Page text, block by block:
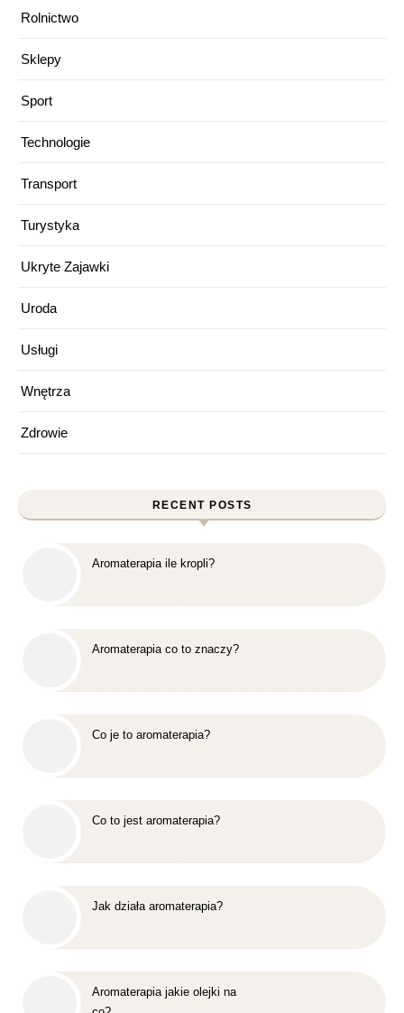
Rolnictwo
Sklepy
Sport
Technologie
Transport
Turystyka
Ukryte Zajawki
Uroda
Usługi
Wnętrza
Zdrowie
RECENT POSTS
Aromaterapia ile kropli?
Aromaterapia co to znaczy?
Co je to aromaterapia?
Co to jest aromaterapia?
Jak działa aromaterapia?
Aromaterapia jakie olejki na